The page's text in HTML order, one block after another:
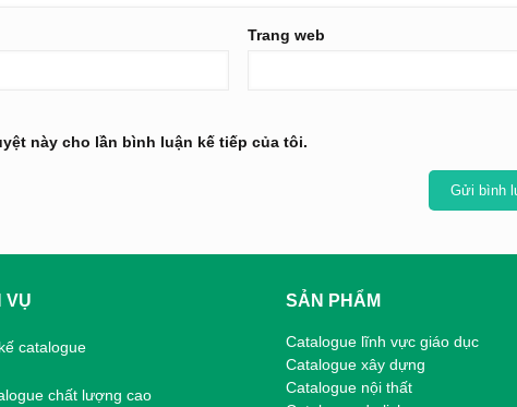
Trang web
này cho lần bình luận kế tiếp của tôi.
VỤ
catalogue
chất lượng cao
SẢN PHẨM
Catalogue lĩnh vực giáo dục
Catalogue xây dựng
Catalogue nội thất